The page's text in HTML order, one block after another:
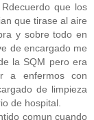
que los
que tirase al aire
y sobre todo en
de encargado me
la SQM pero era
a enfermos con
de limpieza
de hospital.
comun cuando